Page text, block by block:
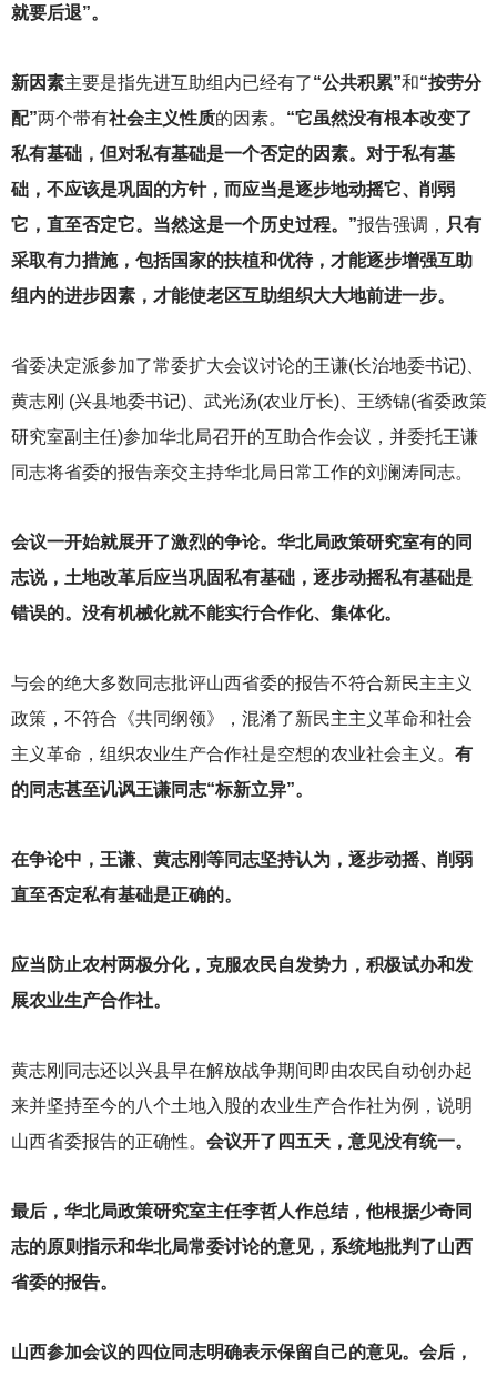
就要后退”。
新因素主要是指先进互助组内已经有了“公共积累”和“按劳分
配”两个带有社会主义性质的因素。 “它虽然没有根本改变了
私有基础，但对私有基础是一个否定的因素。对于私有基
础，不应该是巩固的方针，而应当是逐步地动摇它、削弱
它，直至否定它。当然这是一个历史过程。”报告强调， 只有
采取有力措施，包括国家的扶植和优待，才能逐步增强互助
组内的进步因素，才能使老区互助组织大大地前进一步。
省委决定派参加了常委扩大会议讨论的王谦(长治地委书记)、
黄志刚 (兴县地委书记)、武光汤(农业厅长)、王绣锦(省委政策
研究室副主任)参加华北局召开的互助合作会议，并委托王谦
同志将省委的报告亲交主持华北局日常工作的刘澜涛同志。
会议一开始就展开了激烈的争论。华北局政策研究室有的同
志说，土地改革后应当巩固私有基础，逐步动摇私有基础是
错误的。没有机械化就不能实行合作化、集体化。
与会的绝大多数同志批评山西省委的报告不符合新民主主义
政策，不符合《共同纲领》，混淆了新民主主义革命和社会
主义革命，组织农业生产合作社是空想的农业社会主义。 有
的同志甚至讥讽王谦同志“标新立异”。
在争论中，王谦、黄志刚等同志坚持认为，逐步动摇、削弱
直至否定私有基础是正确的。
应当防止农村两极分化，克服农民自发势力，积极试办和发
展农业生产合作社。
黄志刚同志还以兴县早在解放战争期间即由农民自动创办起
来并坚持至今的八个土地入股的农业生产合作社为例，说明
山西省委报告的正确性。 会议开了四五天，意见没有统一。
最后，华北局政策研究室主任李哲人作总结，他根据少奇同
志的原则指示和华北局常委讨论的意见，系统地批判了山西
省委的报告。
山西参加会议的四位同志明确表示保留自己的意见。会后，